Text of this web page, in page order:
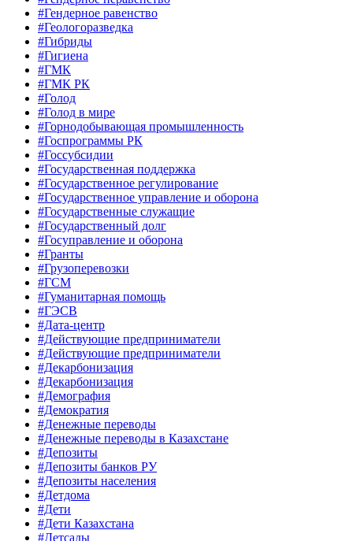
#Гендерное равенство
#Геологоразведка
#Гибриды
#Гигиена
#ГМК
#ГМК РК
#Голод
#Голод в мире
#Горнодобывающая промышленность
#Госпрограммы РК
#Госсубсидии
#Государственная поддержка
#Государственное регулирование
#Государственное управление и оборона
#Государственные служащие
#Государственный долг
#Госуправление и оборона
#Гранты
#Грузоперевозки
#ГСМ
#Гуманитарная помощь
#ГЭСВ
#Дата-центр
#Действующие предприниматели
#Действующие предприниматели
#Декарбонизация
#Декарбонизация
#Демография
#Демократия
#Денежные переводы
#Денежные переводы в Казахстане
#Депозиты
#Депозиты банков РУ
#Депозиты населения
#Детдома
#Дети
#Дети Казахстана
#Детсады